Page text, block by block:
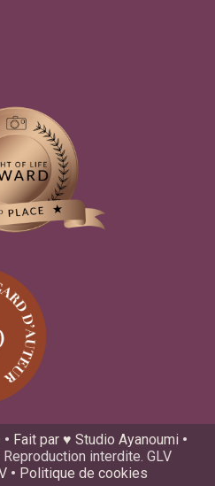
• Fait par ♥ Studio Ayanoumi •
Reproduction interdite. GLV
• Politique de cookies